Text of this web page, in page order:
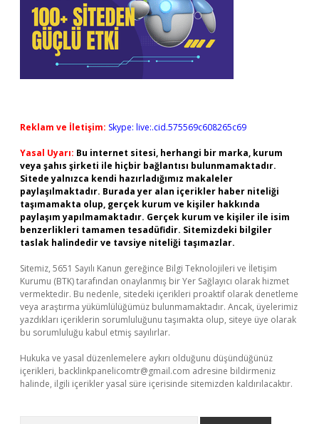
Reklam ve İletişim: Skype: live:.cid.575569c608265c69
Yasal Uyarı: Bu internet sitesi, herhangi bir marka, kurum
veya şahıs şirketi ile hiçbir bağlantısı bulunmamaktadır.
Sitede yalnızca kendi hazırladığımız makaleler
paylaşılmaktadır. Burada yer alan içerikler haber niteliği
taşımamakta olup, gerçek kurum ve kişiler hakkında
paylaşım yapılmamaktadır. Gerçek kurum ve kişiler ile isim
benzerlikleri tamamen tesadüfidir. Sitemizdeki bilgiler
taslak halindedir ve tavsiye niteliği taşımazlar.
Sitemiz, 5651 Sayılı Kanun gereğince Bilgi Teknolojileri ve İletişim
Kurumu (BTK) tarafından onaylanmış bir Yer Sağlayıcı olarak hizmet
vermektedir. Bu nedenle, sitedeki içerikleri proaktif olarak denetleme
veya araştırma yükümlülüğümüz bulunmamaktadır. Ancak, üyelerimiz
yazdıkları içeriklerin sorumluluğunu taşımakta olup, siteye üye olarak
bu sorumluluğu kabul etmiş sayılırlar.
Hukuka ve yasal düzenlemelere aykırı olduğunu düşündüğünüz
içerikleri, backlinkpanelicomtr@gmail.com adresine bildirmeniz
halinde, ilgili içerikler yasal süre içerisinde sitemizden kaldırılacaktır.